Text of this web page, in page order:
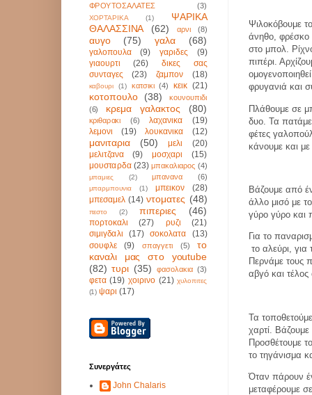
Ψιλοκόβουμε
άνηθο, φρέσκο
στο μπολ.
πιπέρι.
φρυγανιά και
Πλάθουμε σε
δυο. Τα
φέτες
κάνουμε και με
Βάζουμε από
άλλο μισό με
γύρο γύρο
Για το
το αλεύρι,
Περνάμε τους
αβγό και
Τα
χαρτί.
Προσθέτουμε
το τηγάνισμα
Όταν πάρουν
μεταφέρουμε
ΦΡΟΥΤΟΣΑΛΑΤΕΣ (3)
ΧΟΡΤΑΡΙΚΑ (1)
ΨΑΡΙΚΑ
ΘΑΛΑΣΣΙΝΑ
(62) αρνι (8)
αυγο (75) γαλα (68)
γαλοπουλα (9) γαριδες
(9)
γιαουρτι
(26)
δικες σας
συνταγες
(23) ζαμπον (18)
καβουρι (1) κατσικι (4) κεικ (21)
κοτοπουλο (38)
κουνουπιδι
(6)
κρεμα γαλακτος (80)
κριθαρακι (6) λαχανικα
(19)
λεμονι
(19) λουκανικα (12)
μανιταρια (50) μελι
(20)
μελιτζανα
(9) μοσχαρι
(15)
μουσταρδα (23) μπακαλιαρος (4)
μπαμιες (2) μπανανα (6)
μπαρμπουνια (1) μπεικον
(28)
μπεσαμελ (14) ντοματες (48)
πεστο (2) πιπεριες (46)
πορτοκαλι (27) ρυζι
(21)
σιμιγδαλι
(17) σοκολατα
(13)
σουφλε
(9) σπαγγετι (5)
το
καναλι μας στο youtube
(82) τυρι (35) φασολακια (3)
φετα (19) χοιρινο (21) χυλοπιτες
(1) ψαρι (17)
Συνεργάτες
John Chalaris